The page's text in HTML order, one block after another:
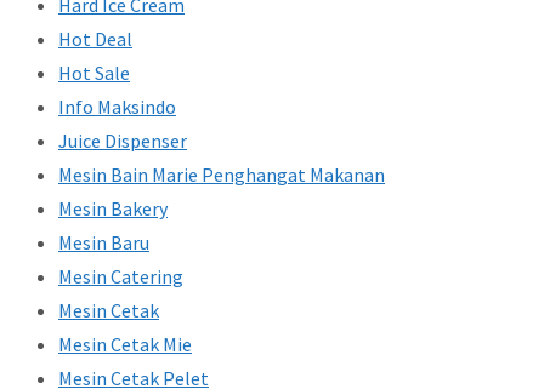
Hot Deal
Hot Sale
Info Maksindo
Juice Dispenser
Mesin Bain Marie Penghangat Makanan
Mesin Bakery
Mesin Baru
Mesin Catering
Mesin Cetak
Mesin Cetak Mie
Mesin Cetak Pelet